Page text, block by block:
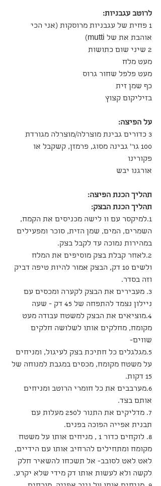
לרוטב עגבניות:
1 פחית של עגבניות מרוסקות (אני הכי
אוהבת את של mutti)
2 שיני שום כתושות
מעט מלח
מעט פלפל שחור גרוס
כף שמן זית
בזיליקום קצוץ
על הפיצה:
3 כדורים גבינת מוצרלה/מוצרלה מגורדת
100 גר' גבינה מסוג, פרמזן, קשקבל או
פקורינו
אורגנו יבש
תהליך הכנת הפיצה:
תהליך הכנת הבצק:
1.למיקסר עם וו לישה מכניסים את הקמח,
השמרים, המים, שמן הזית, סוכר ומפעילים
במהירות נמוכה עד לקבל בצק.
2.לאחר קבלת בצק מוסיפים את המלח
ולשים 10 דק, הבצק אמור להיות טיפה דביק
וזה בסדר.
3. מעבירים את הבצק לקערה ומכסים עם
ניילון נצמד להתפחה של 45 דק - שעה
4.מוציאים את הבצק למשטח עבודה מעט
מקומח, מחלקים אותו לשלושה חלקים
שווים-
5.מגלגלים כל חתיכת בצק לעיגול, ומניחים
על משטח מקומח, מכסים במגבת למנוחה של
15 דקות.
6.מערבבים את כל חומרי הרוטב ומניחים
אותם בצד.
7. מדליקים את התנור ל250 מעלות עם
תבנית אפייה הפוכה בפנים.
8. לוקחים כדור 1 , מניחים אותו על משטח
מקומח ומתחילים להרחיב אותו עם הידיים,
לאט לאט לסובב- אל תשכחו להשאיר חלק
לקשה ולא לעשות אותו דק מידי שלא יקרע.